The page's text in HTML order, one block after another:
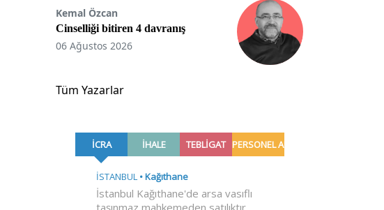
Kemal Özcan
Cinselliği bitiren 4 davranış
06 Ağustos 2026
Tüm Yazarlar